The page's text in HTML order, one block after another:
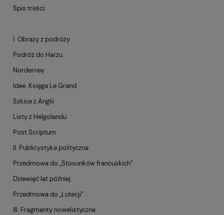
Spis treści:
I. Obrazy z podróży
Podróż do Harzu
Norderney
Idee. Księga Le Grand
Szkice z Anglii
Listy z Helgolandu
Post Scriptum
II. Publicystyka polityczna
Przedmowa do „Stosunków francuskich”
Dziewięć lat później
Przedmowa do „Lutecji”
III. Fragmenty nowelistyczne